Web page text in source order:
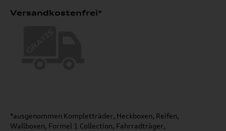
Versandkostenfrei*
*ausgenommen Kompletträder, Heckboxen, Reifen,
Wallboxen, Formel 1 Collection, Fahrradträger,